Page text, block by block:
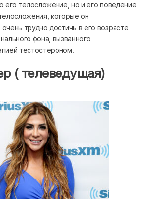
его телосложение, но и его поведение
которые он
трудно достичь в его возрасте
фона, вызванного
тестостероном.
( телеведущая)